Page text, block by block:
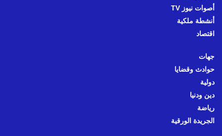
أصوات نيوز TV
أنشطة ملكية
اقتصاد
جهات
حوادث وقضايا
دولية
دين ودنيا
رياضة
الجريدة الورقية